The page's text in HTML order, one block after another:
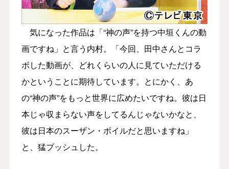
気になった作品は「“神の声”を持つ中垣くんの動
画ですね」と言う内村。「今回、田中さんとコラ
ボした動画が、どれくらいの人に見ていただける
かということに期待しています。とにかく、あ
の“神の声”をもっと世界に広めたいですね。彼は日
本じゃ収まらない声をしてるんじゃないかなと、
彼は日本のスーザン・ボイルだと思いますね」
と、猛プッシュした。